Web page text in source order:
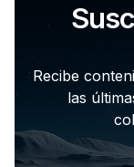
Recibe
las